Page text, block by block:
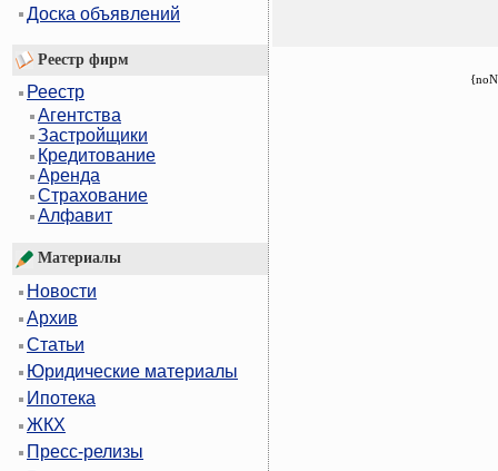
Доска объявлений
Реестр фирм
Реестр
Агентства
Застройщики
Кредитование
Аренда
Страхование
Алфавит
Материалы
Новости
Архив
Статьи
Юридические материалы
Ипотека
ЖКХ
Пресс-релизы